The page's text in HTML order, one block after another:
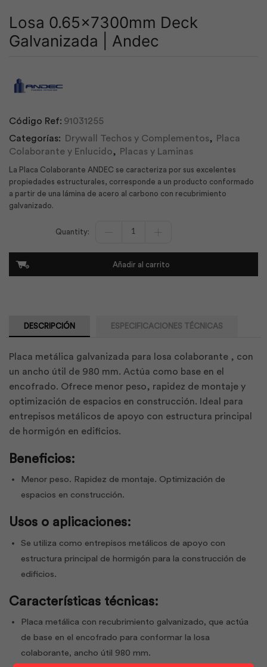
Losa 0.65x7300mm Deck
Galvanizada | Andec
Código Ref: 91031255
Categorías:
Drywall Techos y Complementos,
Placa
Colaborante y Enlucido, Placas y Laminas
La Placa Colaborante ANDEC se caracteriza por sus excelentes
propiedades estructurales, corresponde a un producto conformado
a partir de una lámina de acero al carbono con recubrimiento
galvanizado.
0.65x7300mm
Añadir al carrito
DESCRIPCIÓN ESPECIFICACIONES TÉCNICAS
Placa metálica galvanizada para losa colaborante , con
un ancho útil de 980 mm. Actúa como base en el
encofrado. Ofrece menor peso, rapidez de montaje y
optimización de espacios en construcción. Ideal para
entrepisos metálicos de apoyo con estructura principal
de hormigón en edificios.
Beneficios:
Menor peso. Rapidez de montaje. Optimización de
espacios en construcción.
Usos o aplicaciones:
Se utiliza como entrepisos metálicos de apoyo con
estructura principal de hormigón para la construcción de
edificios.
Características técnicas:
Placa metálica con recubrimiento galvanizado, que actúa
de base en el encofrado para conformar la losa
colaborante, ancho útil 980 mm.